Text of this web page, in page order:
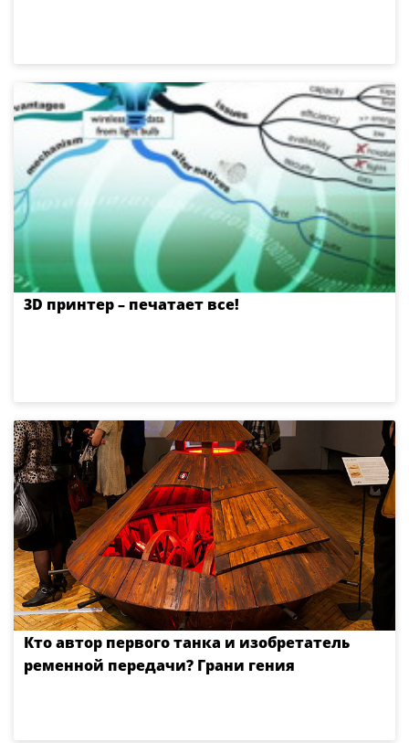
3D принтер – печатает все!
Кто автор первого танка и изобретатель
ременной передачи? Грани гения